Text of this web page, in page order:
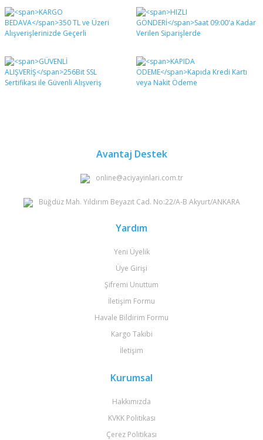
Bu ürüne ilk yorumu siz yapın!
Yorum Yaz
Bu ürünün fiyat bilgisi, resim, ürün açıklamalarında ve
diğer konularda yetersiz gördüğünüz noktaları öneri
formunu kullanarak tarafımıza iletebilirsiniz.
Görüş ve önerileriniz için teşekkür ederiz.
Ürün resmi kalitesiz, bozuk veya görüntülenemiyor.
Ürün açıklamasında eksik bilgiler bulunuyor.
Avantaj Destek
online@aciyayinlari.com.tr
Büğdüz Mah. Yıldırım Beyazıt Cad. No:22/A-B Akyurt/ANKARA
Yardım
Yeni Üyelik
Üye Girişi
Şifremi Unuttum
İletişim Formu
Havale Bildirim Formu
Kargo Takibi
İletişim
Kurumsal
Hakkımızda
KVKK Politikası
Çerez Politikası